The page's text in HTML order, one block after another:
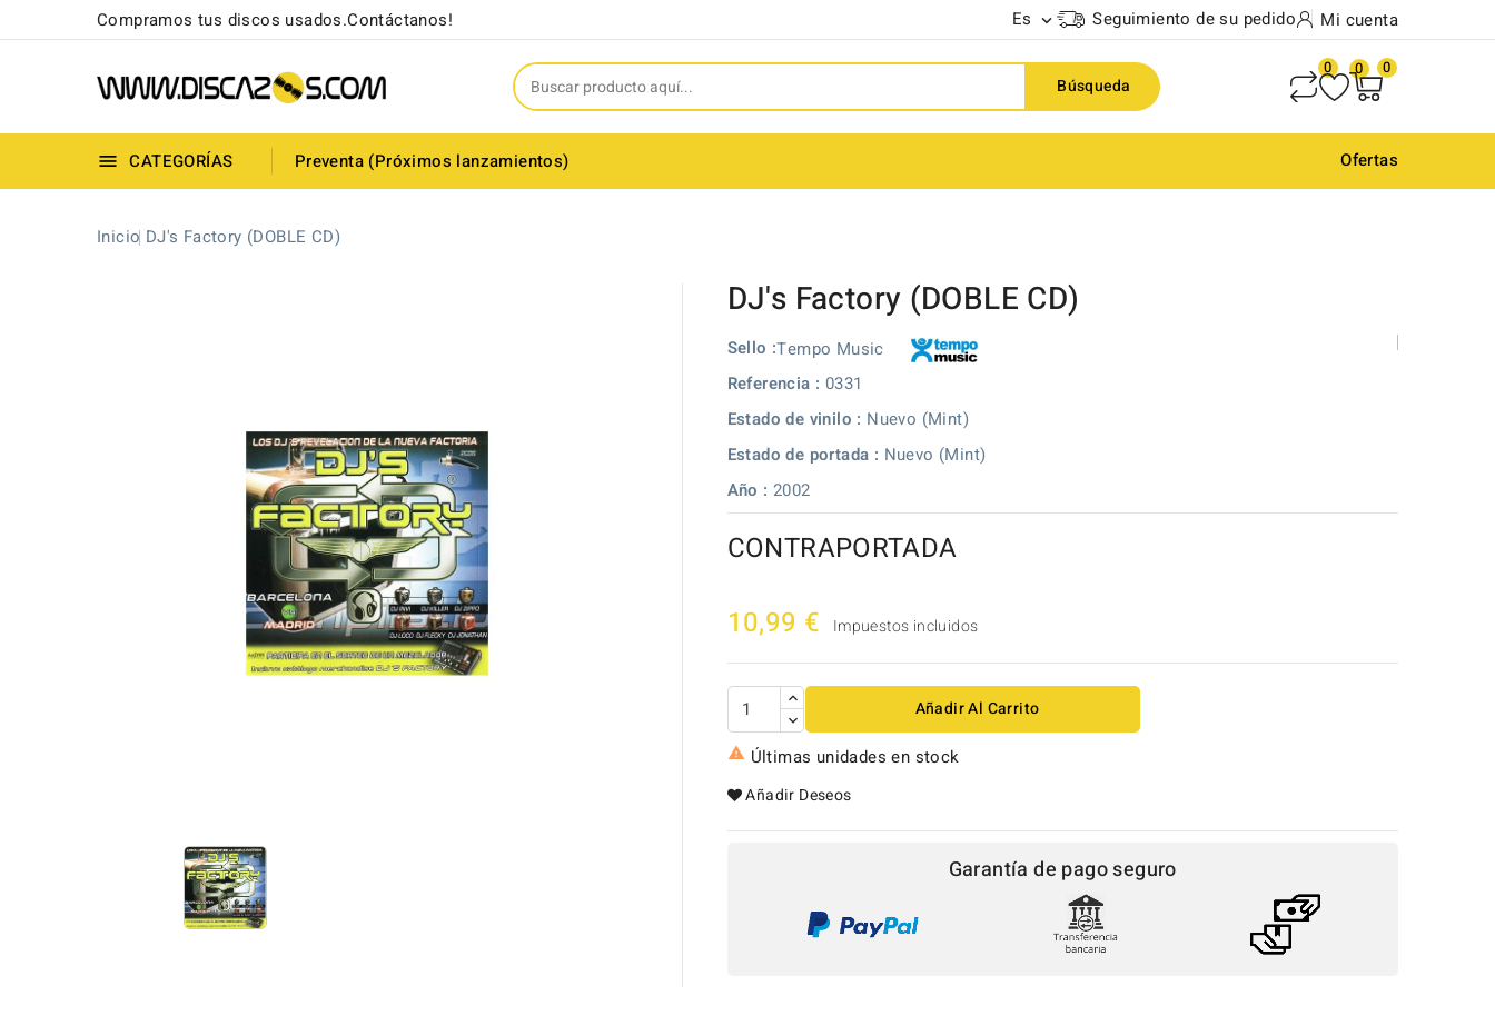
Compramos tus discos usados.Contáctanos! Es  Seguimiento de su pedido Mi cuenta
Búsqueda
0 0 0
 CATEGORÍAS Preventa (Próximos lanzamientos) Ofertas
Inicio DJ's Factory (DOBLE CD)
DJ's Factory (DOBLE CD)
Sello :Tempo Music
Referencia : 0331
Estado de vinilo : Nuevo (Mint)
Estado de portada : Nuevo (Mint)
Año : 2002
CONTRAPORTADA
10,99 €
Impuestos incluidos
Añadir Al Carrito
 Últimas unidades en stock
Añadir Deseos
Garantía de pago seguro